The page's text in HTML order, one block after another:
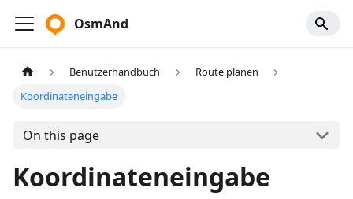
OsmAnd
Benutzerhandbuch
Route planen
Koordinateneingabe
On this page
Koordinateneingabe